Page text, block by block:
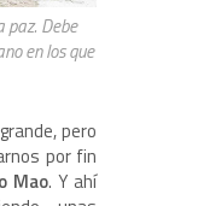
paz. Debe
en los que
pero
por fin
Mao. Y ahí